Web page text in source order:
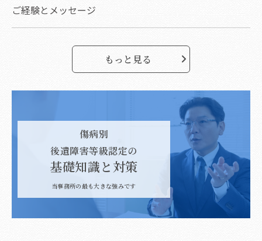
ご経験とメッセージ
もっと見る
傷病別
後遺障害等級認定の
基礎知識と対策
当事務所の最も大きな強みです